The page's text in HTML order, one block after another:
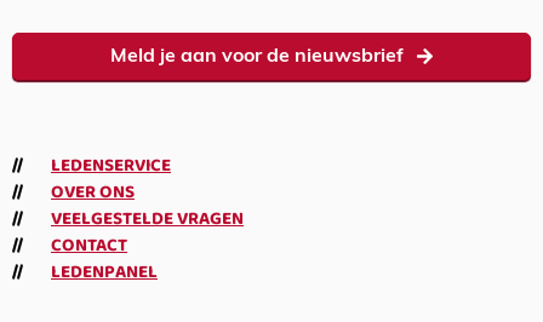
Meld je aan voor de nieuwsbrief
LEDENSERVICE
OVER ONS
VEELGESTELDE VRAGEN
CONTACT
LEDENPANEL